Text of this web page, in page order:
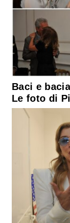
Baci e
Le foto di